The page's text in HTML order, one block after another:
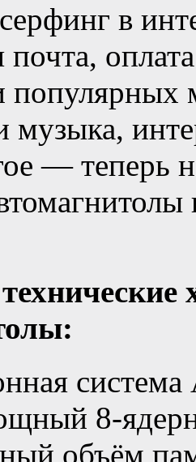
в
почта,
— теперь
8-
объём